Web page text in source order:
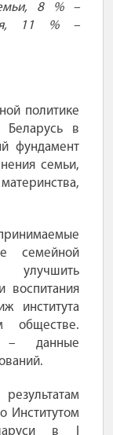
8
%
–
11
%
–
политике
Беларусь в
фундамент
семьи,
семейной
улучшить
воспитания
института
обществе.
– данные
Институтом
в